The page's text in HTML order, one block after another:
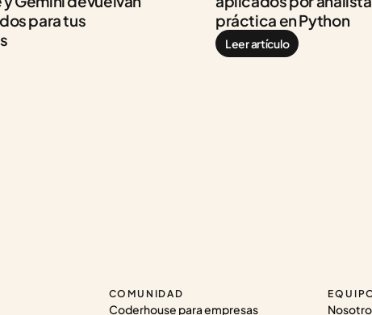
para tus
práctica en Python
Leer artículo
COMUNIDAD
Coderhouse para empresas